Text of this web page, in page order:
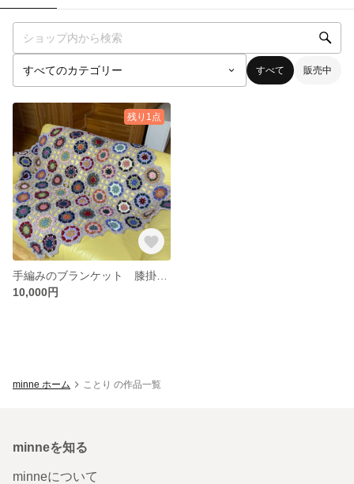
すべて 販売中
残り1点
10,000円
minne ホーム ことり の作品一覧
minneを知る
minneについて